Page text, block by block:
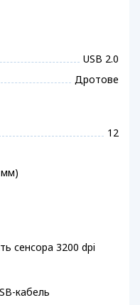
USB 2.0
Дротове
12
мм)
сенсора 3200 dpi
кабель